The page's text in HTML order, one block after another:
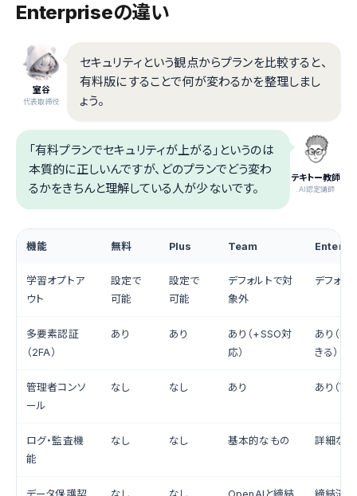
Enterpriseの違い
室谷
代表取締役
セキュリティという観点からプランを比較すると、
有料版にすることで何が変わるかを整理しまし
ょう。
テキトー教師
.AI認定講師
「有料プランでセキュリティが上がる」というのは
本質的に正しいんですが、どのプランでどう変わ
るかをきちんと理解している人が少ないです。
機能 無料 Plus Team
学習オプトア
ウト
設定で
可能
設定で
可能
デフォルトで対
象外
デフォル
多要素認証
（2FA）
あり あり
あり（+SSO対
応）
あり（
きる）
管理者コンソ
ール
なし なし あり あり（高
ログ・監査機
能
なし なし 基本的なもの 詳細な